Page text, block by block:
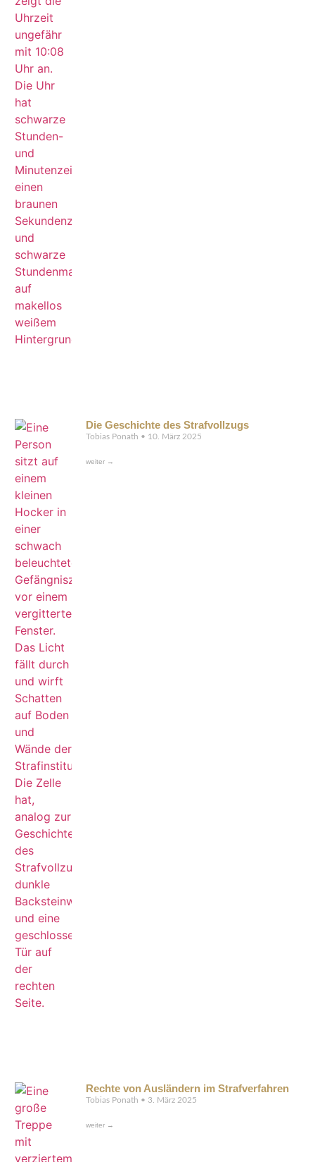
Die Geschichte des Strafvollzugs
Tobias Ponath 10. März 2025
weiter →
Rechte von Ausländern im Strafverfahren
Tobias Ponath 3. März 2025
weiter →